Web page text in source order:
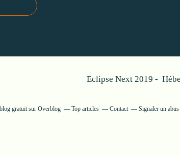
Eclipse Next 2019 -
gratuit sur Overblog Top articles Contact Signaler un abus